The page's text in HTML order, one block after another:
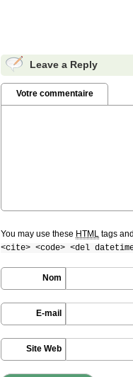
Leave a Reply
Votre commentaire
You may use these HTML tags
<cite> <code> <del
Nom
E-mail
Site Web